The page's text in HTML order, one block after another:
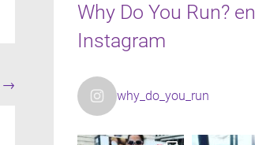
→
Why Do You Run? en
Instagram
why_do_you_run